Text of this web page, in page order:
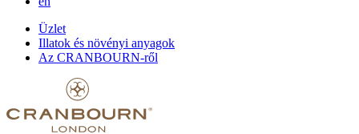
Üzlet
Illatok és növényi anyagok
Az CRANBOURN-ről